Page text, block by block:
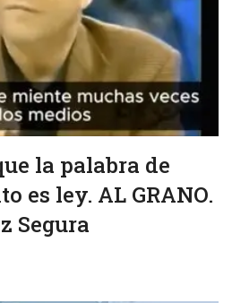
la palabra de
es ley. AL GRANO.
Segura